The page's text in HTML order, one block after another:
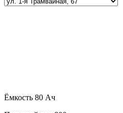
Ёмкость 80 Ач